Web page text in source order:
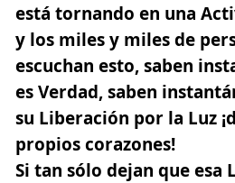
está tornando en una
y los miles y miles de
escuchan esto, saben
es Verdad, saben
su Liberación por la Luz
propios corazones!
Si tan sólo dejan que esa